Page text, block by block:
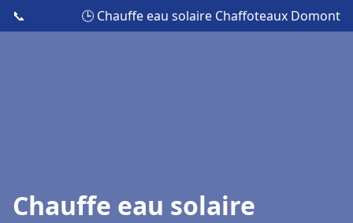
📞 🕒 Chauffe eau solaire Chaffoteaux Domont
Chauffe eau solaire